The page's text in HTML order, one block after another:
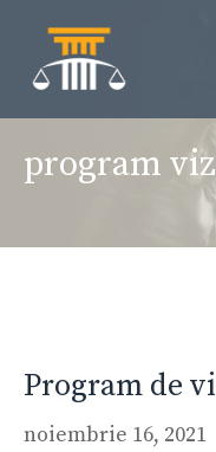
conținut
program
Program de
noiembrie 16, 2021